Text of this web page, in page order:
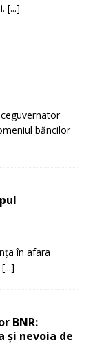
[...]
băncilor
în afara
[...]
BNR:
și nevoia de